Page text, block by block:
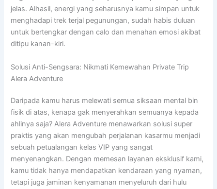
jelas. Alhasil, energi yang seharusnya kamu simpan untuk
menghadapi trek terjal pegunungan, sudah habis duluan
untuk bertengkar dengan calo dan menahan emosi akibat
ditipu kanan-kiri.
Solusi Anti-Sengsara: Nikmati Kemewahan Private Trip
Alera Adventure
Daripada kamu harus melewati semua siksaan mental bin
fisik di atas, kenapa gak menyerahkan semuanya kepada
ahlinya saja? Alera Adventure menawarkan solusi super
praktis yang akan mengubah perjalanan kasarmu menjadi
sebuah petualangan kelas VIP yang sangat
menyenangkan. Dengan memesan layanan eksklusif kami,
kamu tidak hanya mendapatkan kendaraan yang nyaman,
tetapi juga jaminan kenyamanan menyeluruh dari hulu